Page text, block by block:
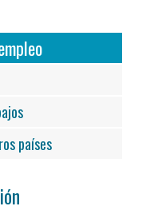
países